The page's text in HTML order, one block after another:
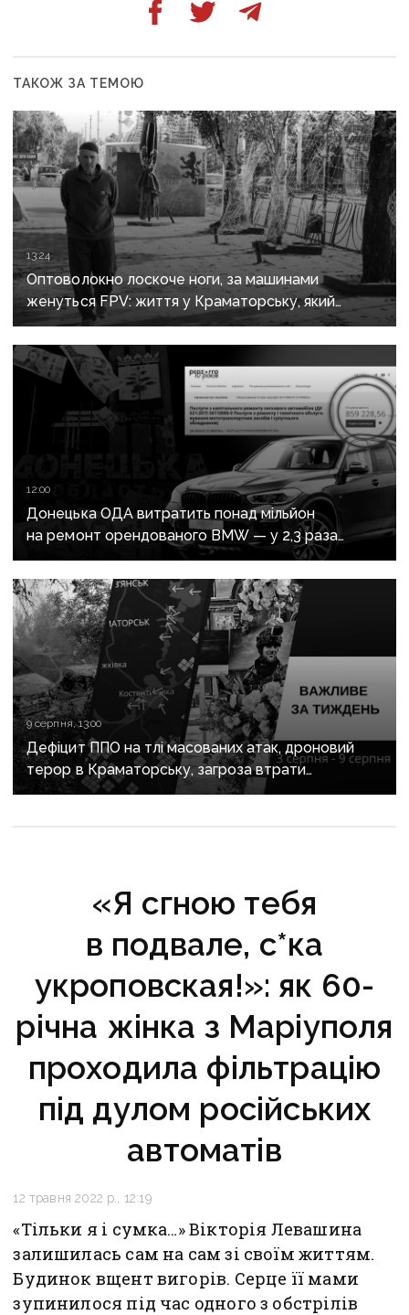
ТАКОЖ ЗА ТЕМОЮ
13:24
Оптоволокно лоскоче ноги, за машинами
женуться FPV: життя у Краматорську, який
росіяни вбивають авіацією
12:00
Донецька ОДА витратить понад мільйон
на ремонт орендованого BMW — у 2,3 раза
дорожче за його залишкову вартість
9 серпня, 13:00
Дефіцит ППО на тлі масованих атак, дроновий
терор в Краматорську, загроза втрати
Костянтинівки та прощання з Олексієм Юковим:
«Я сгною тебя
в подвале, с*ка
укроповская!»: як 60-
річна жінка з Маріуполя
проходила фільтрацію
під дулом російських
автоматів
12 травня 2022 р., 12:19
«Тільки я і сумка…» Вікторія Левашина
залишилась сам на сам зі своїм життям.
Будинок вщент вигорів. Серце її мами
зупинилося під час одного з обстрілів